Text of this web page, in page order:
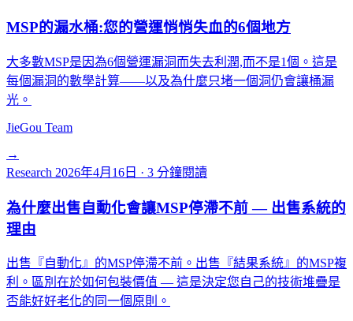
MSP的漏水桶:您的營運悄悄失血的6個地方
大多數MSP是因為6個營運漏洞而失去利潤,而不是1個。這是
每個漏洞的數學計算——以及為什麼只堵一個洞仍會讓桶漏
光。
JieGou Team
→
Research 2026年4月16日 · 3 分鐘閱讀
為什麼出售自動化會讓MSP停滯不前 — 出售系統的
理由
出售『自動化』的MSP停滯不前。出售『結果系統』的MSP複
利。區別在於如何包裝價值 — 這是決定您自己的技術堆疊是
否能好好老化的同一個原則。